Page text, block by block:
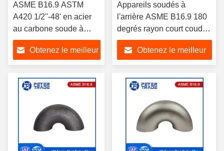
ASME B16.9 ASTM
A420 1/2''-48' en acier
au carbone soude à
bout 90 degrés rayon
long du coude
Obtenez le meilleur
Appareils soudés à
l'arrière ASME B16.9 180
degrés rayon court coudes
de 1' à 24' SCH5 SCH10
SCH20Obtenez le meilleur